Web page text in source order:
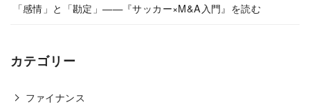
「感情」と「勘定」——『サッカー×M&A入門』を読む
カテゴリー
ファイナンス